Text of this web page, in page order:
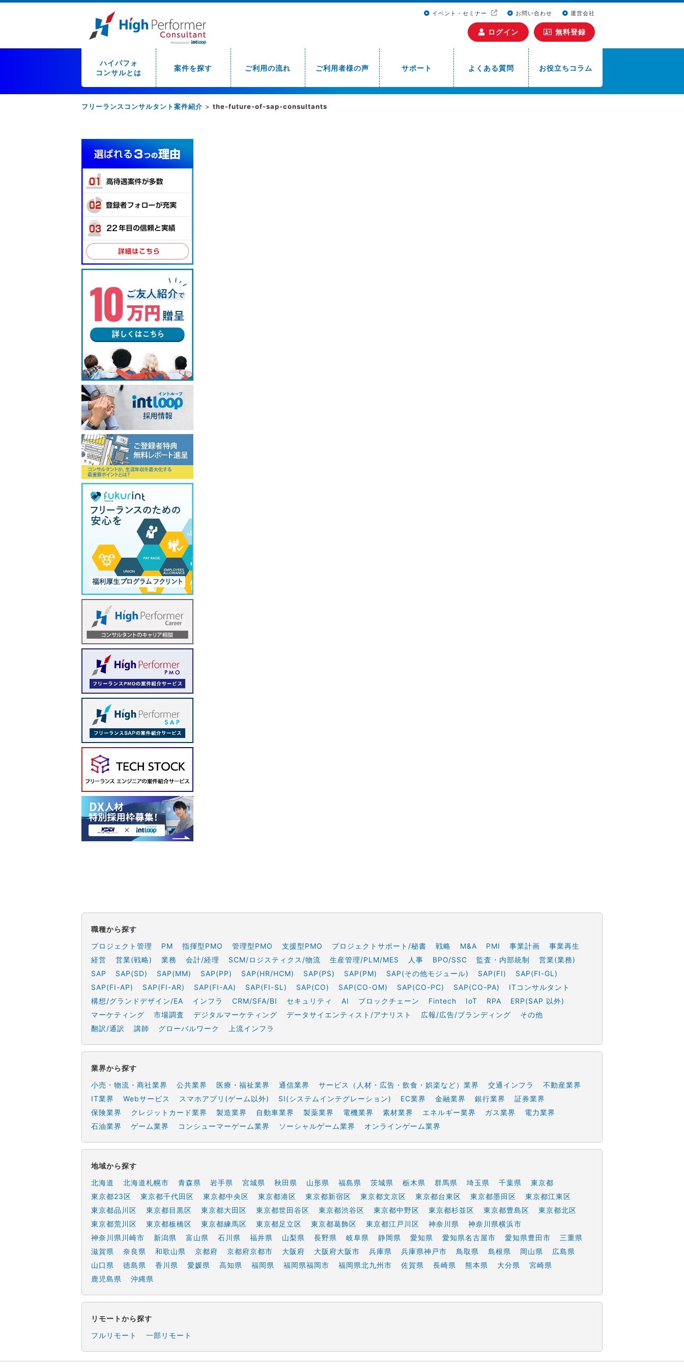
イベント・セミナー お問い合わせ 運営会社
ログイン 無料登録
ハイパフォ
コンサルとは
案件を探す ご利用の流れ ご利用者様の声 サポート よくある質問 お役立ちコラム
フリーランスコンサルタント案件紹介 > the-future-of-sap-consultants
職種から探す
プロジェクト管理
PM 指揮型PMO 管理型PMO 支援型PMO プロジェクトサポート/秘書 戦略 M&A PMI 事業計画
事業再生
経営
営業(戦略) 業務 会計/経理 SCM/ロジスティクス/物流 生産管理/PLM/MES 人事 BPO/SSC 監査・内部統制
営業(業務)
SAP
SAP(SD) SAP(MM) SAP(PP) SAP(HR/HCM) SAP(PS) SAP(PM) SAP(その他モジュール) SAP(FI)
SAP(FI-GL)
SAP(FI-AP)
SAP(FI-AR) SAP(FI-AA) SAP(FI-SL) SAP(CO) SAP(CO-OM) SAP(CO-PC) SAP(CO-PA)
ITコンサルタント
構想/グランドデザイン/EA
インフラ CRM/SFA/BI セキュリティ AI ブロックチェーン Fintech IoT RPA
ERP(SAP 以外)
マーケティング
市場調査 デジタルマーケティング データサイエンティスト/アナリスト 広報/広告/ブランディング
その他
翻訳/通訳
講師 グローバルワーク 上流インフラ
業界から探す
小売・物流・商社業界
公共業界 医療・福祉業界 通信業界 サービス（人材・広告・飲食・娯楽など）業界 交通インフラ
不動産業界
IT業界
Webサービス スマホアプリ(ゲーム以外) SI(システムインテグレーション) EC業界 金融業界 銀行業界
証券業界
保険業界
クレジットカード業界 製造業界 自動車業界 製薬業界 電機業界 素材業界 エネルギー業界 ガス業界
電力業界
石油業界
ゲーム業界 コンシューマーゲーム業界 ソーシャルゲーム業界 オンラインゲーム業界
地域から探す
北海道
北海道札幌市 青森県 岩手県 宮城県 秋田県 山形県 福島県 茨城県 栃木県 群馬県 埼玉県 千葉県
東京都
東京都23区
東京都千代田区 東京都中央区 東京都港区 東京都新宿区 東京都文京区 東京都台東区 東京都墨田区
東京都江東区
東京都品川区
東京都目黒区 東京都大田区 東京都世田谷区 東京都渋谷区 東京都中野区 東京都杉並区 東京都豊島区
東京都北区
東京都荒川区
東京都板橋区 東京都練馬区 東京都足立区 東京都葛飾区 東京都江戸川区 神奈川県
神奈川県横浜市
神奈川県川崎市
新潟県 富山県 石川県 福井県 山梨県 長野県 岐阜県 静岡県 愛知県 愛知県名古屋市 愛知県豊田市
三重県
滋賀県
奈良県 和歌山県 京都府 京都府京都市 大阪府 大阪府大阪市 兵庫県 兵庫県神戸市 鳥取県 島根県 岡山県
広島県
山口県
徳島県 香川県 愛媛県 高知県 福岡県 福岡県福岡市 福岡県北九州市 佐賀県 長崎県 熊本県 大分県
宮崎県
鹿児島県
沖縄県
リモートから探す
フルリモート
一部リモート